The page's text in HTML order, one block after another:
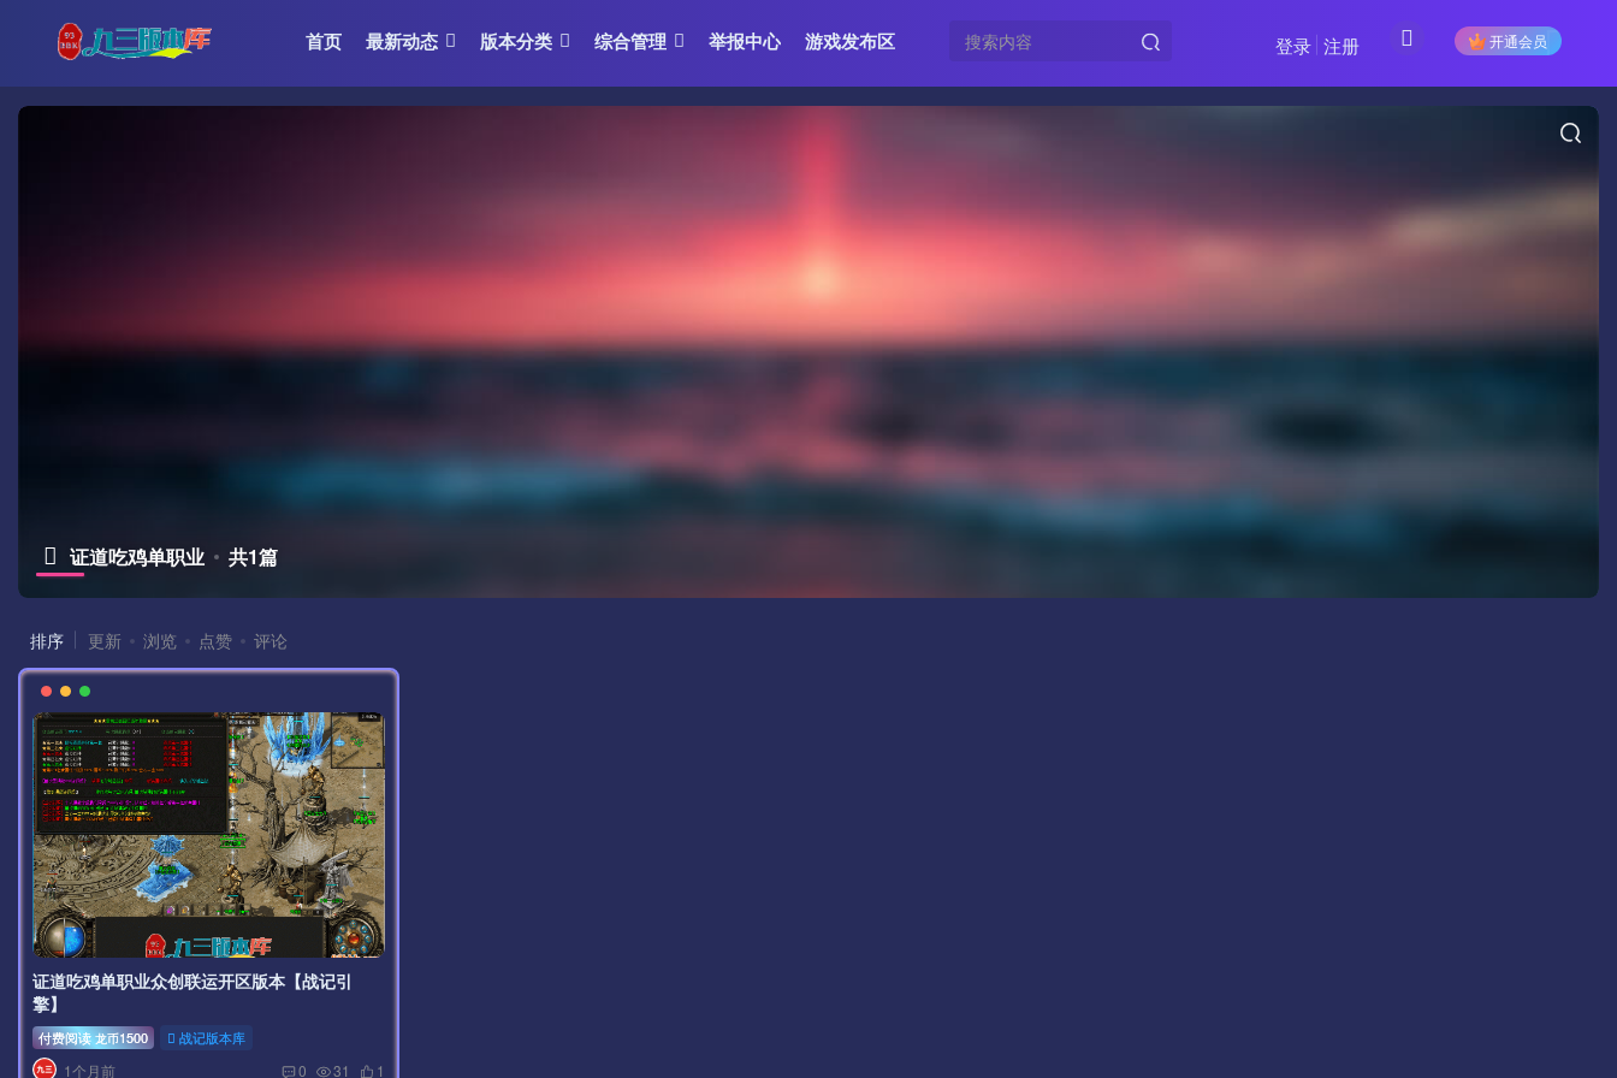
首页 最新动态 版本分类 综合管理 举报中心 游戏发布区 开通会员
登录 注册
证道吃鸡单职业 共1篇
排序 更新 浏览 点赞 评论
证道吃鸡单职业众创联运开区版本【战记引
擎】
付费阅读 龙币1500 战记版本库
1个月前 0 31 1